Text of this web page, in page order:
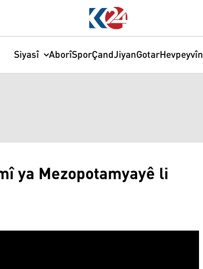
Siyasî AborîSporÇandJiyanGotarHevpeyvîn
ya Mezopotamyayê li